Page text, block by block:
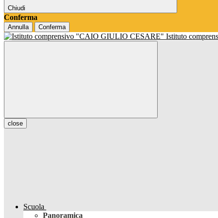
Chiudi
Conferma
Annulla Conferma
Istituto
close
Scuola
Panoramica